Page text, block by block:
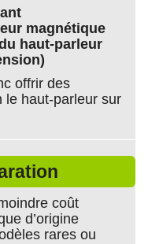
magnétique
haut-parleur
offrir des
le haut-parleur sur
coût
d’origine
rares ou